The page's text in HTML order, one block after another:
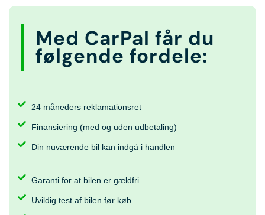
Med CarPal får du
følgende fordele:
24 måneders reklamationsret
Finansiering (med og uden udbetaling)
Din nuværende bil kan indgå i handlen
Garanti for at bilen er gældfri
Uvildig test af bilen før køb